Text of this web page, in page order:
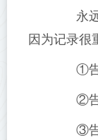
永远
因为记录很
①告
②告
③告